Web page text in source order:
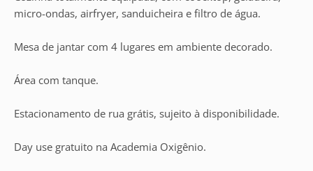
micro-ondas, airfryer, sanduicheira e filtro de água.
Mesa de jantar com 4 lugares em ambiente decorado.
Área com tanque.
Estacionamento de rua grátis, sujeito à disponibilidade.
Day use gratuito na Academia Oxigênio.